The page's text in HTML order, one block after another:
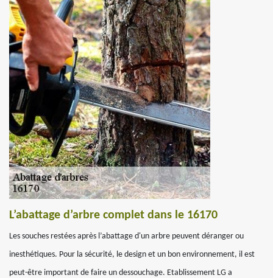
L’abattage d’arbre complet dans le 16170
Les souches restées après l’abattage d'un arbre peuvent déranger ou
inesthétiques. Pour la sécurité, le design et un bon environnement, il est
peut-être important de faire un dessouchage. Etablissement LG a